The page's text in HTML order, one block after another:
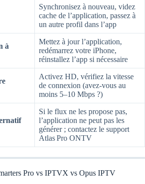
Synchronisez à nouveau, videz
cache de l’application, passez à
un autre profil dans l’app
à
Mettez à jour l’application,
redémarrez votre iPhone,
réinstallez l’app si nécessaire
Activez HD, vérifiez la vitesse
de connexion (avez‑vous au
moins 5–10 Mbps ?)
Si le flux ne les propose pas,
l’application ne peut pas les
générer ; contactez le support
Atlas Pro ONTV
Pro vs IPTVX vs Opus IPTV